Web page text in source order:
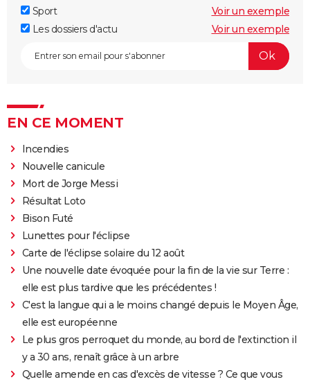
Sport
Voir un exemple
Les dossiers d'actu
Voir un exemple
EN CE MOMENT
Incendies
Nouvelle canicule
Mort de Jorge Messi
Résultat Loto
Bison Futé
Lunettes pour l'éclipse
Carte de l'éclipse solaire du 12 août
Une nouvelle date évoquée pour la fin de la vie sur Terre :
elle est plus tardive que les précédentes !
C'est la langue qui a le moins changé depuis le Moyen Âge,
elle est européenne
Le plus gros perroquet du monde, au bord de l'extinction il
y a 30 ans, renaît grâce à un arbre
Quelle amende en cas d'excès de vitesse ? Ce que vous